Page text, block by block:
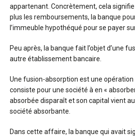
appartenant. Concrètement, cela signifie
plus les remboursements, la banque
l’immeuble hypothéqué pour se payer
Peu après, la banque fait l’objet d’une
autre établissement bancaire.
Une fusion-absorption est une
consiste pour une société à en «
absorbée disparaît et son capital vient
société absorbante.
Dans cette affaire, la banque qui avait